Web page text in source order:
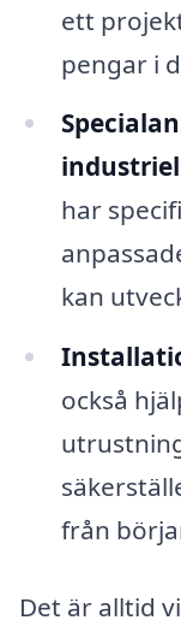
ett
pengar i
har
kan
också
från
Det är alltid